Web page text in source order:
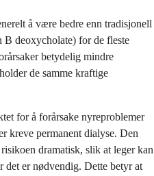
å være bedre enn tradisjonell
deoxycholate) for de fleste
betydelig mindre
de samme kraftige
for å forårsake nyreproblemer
kreve permanent dialyse. Den
dramatisk, slik at leger kan
det er nødvendig. Dette betyr at